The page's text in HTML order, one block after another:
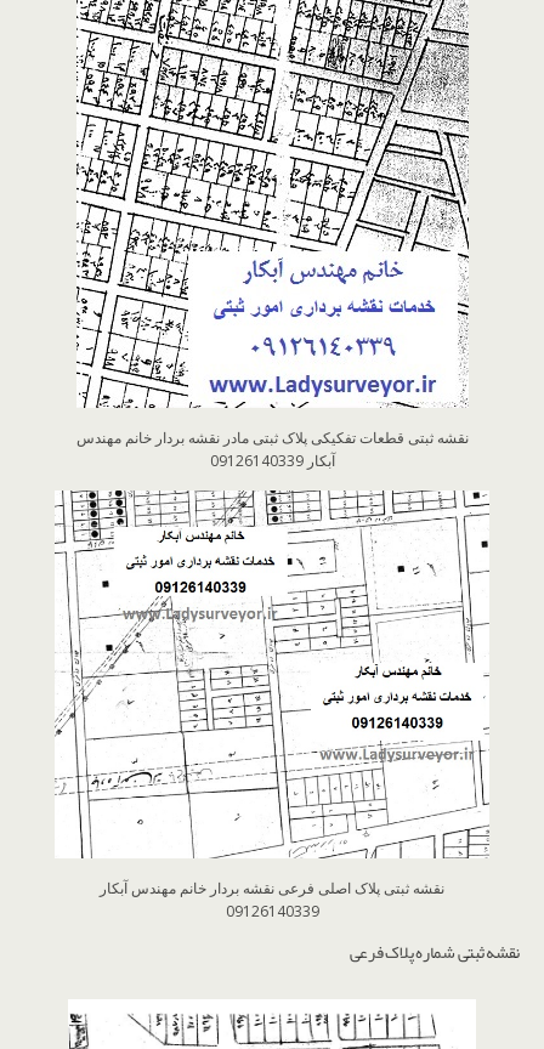
نقشه ثبتی قطعات تفکیکی پلاک ثبتی مادر نقشه بردار خانم مهندس
آبکار 09126140339
نقشه ثبتی پلاک اصلی فرعی نقشه بردار خانم مهندس آبکار
09126140339
نقشه ثبتی شماره پلاک فرعی